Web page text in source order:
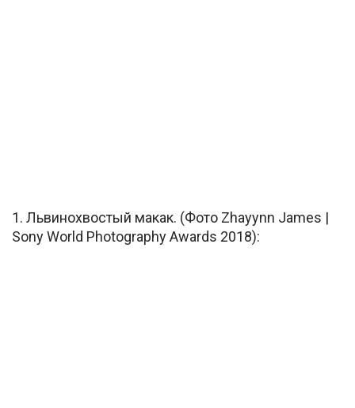
1. Львинохвостый макак. (Фото Zhayynn James |
Sony World Photography Awards 2018):